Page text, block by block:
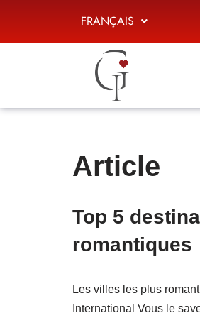
FRANÇAIS
Article
Top 5
romantiques
Les villes les plus
International Vous le